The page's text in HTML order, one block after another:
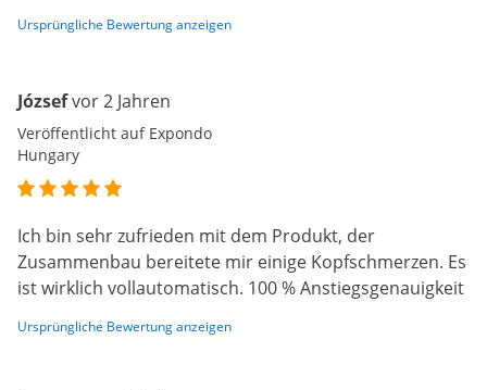
Ursprüngliche Bewertung anzeigen
Józsefvor 2 Jahren
Veröffentlicht auf Expondo
Hungary
Ich bin sehr zufrieden mit dem Produkt, der
Zusammenbau bereitete mir einige Kopfschmerzen. Es
ist wirklich vollautomatisch. 100 % Anstiegsgenauigkeit
Ursprüngliche Bewertung anzeigen